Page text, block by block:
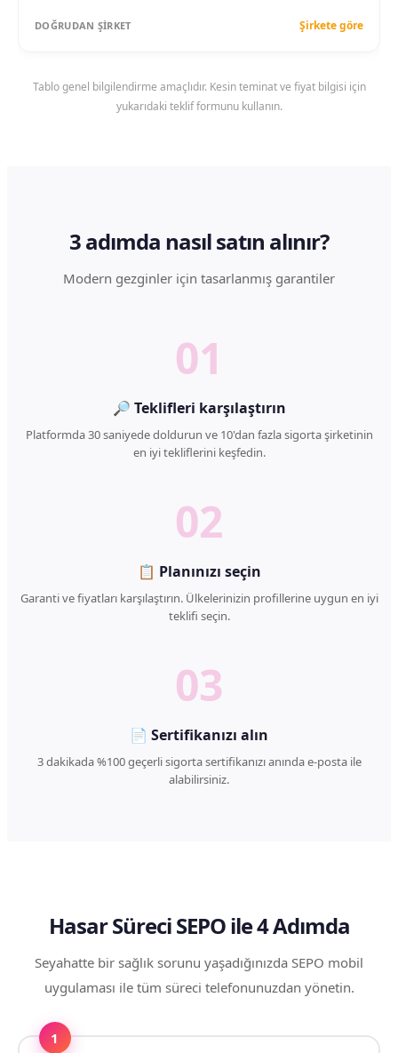
Şirkete göre
Tablo genel bilgilendirme amaçlıdır. Kesin teminat ve fiyat bilgisi için
yukarıdaki teklif formunu kullanın.
3 adımda nasıl satın alınır?
Modern gezginler için tasarlanmış garantiler
01
🔎 Teklifleri karşılaştırın
Platformda 30 saniyede doldurun ve 10'dan fazla sigorta şirketinin
en iyi tekliflerini keşfedin.
02
📋 Planınızı seçin
Garanti ve fiyatları karşılaştırın. Ülkelerinizin profillerine uygun en iyi
teklifi seçin.
03
📄 Sertifikanızı alın
3 dakikada %100 geçerli sigorta sertifikanızı anında e-posta ile
alabilirsiniz.
Hasar Süreci SEPO ile 4 Adımda
Seyahatte bir sağlık sorunu yaşadığınızda SEPO mobil
uygulaması ile tüm süreci telefonunuzdan yönetin.
1